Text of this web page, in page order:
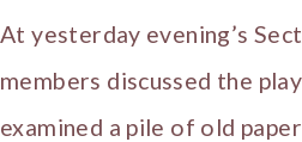
At yesterday evening’s
members discussed the
examined a pile of old